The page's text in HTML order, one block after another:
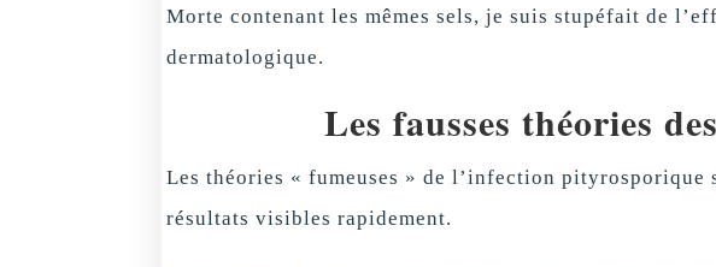
Morte contenant les mêmes sels, je suis stupéfait de
dermatologique.
Les fausses théories
Les théories « fumeuses » de l’infection pityrosporique
résultats visibles rapidement.